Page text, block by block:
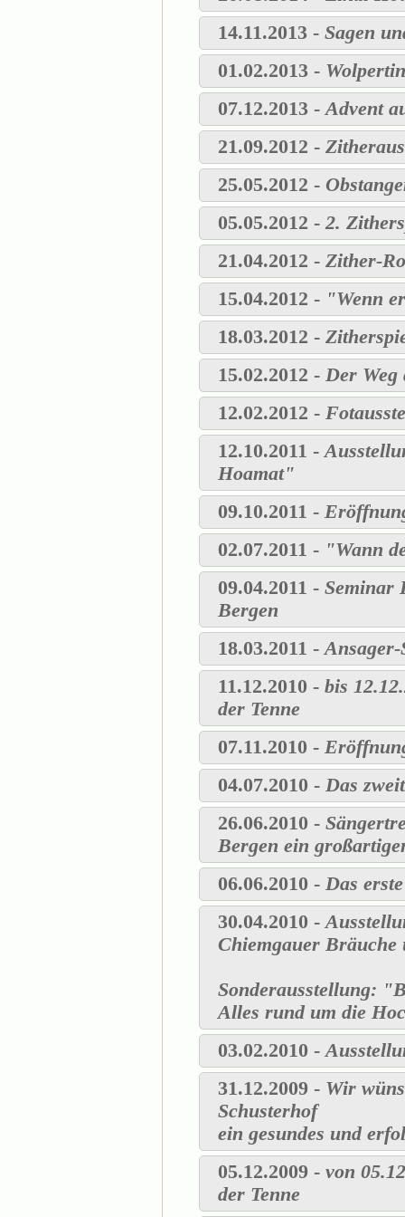
14.11.2013 - Sagen
01.02.2013 -
07.12.2013 -Advent
21.09.2012 -
25.05.2012 -
05.05.2012 -2.
21.04.2012 - Zither-
15.04.2012 - "Wenn
18.03.2012 -
15.02.2012 - Der
12.02.2012 -
12.10.2011 -
Hoamat"
09.10.2011 -
02.07.2011 - "Wann
09.04.2011 - Seminar
Bergen
18.03.2011 -
11.12.2010 - bis
der Tenne
07.11.2010 -
04.07.2010 - Das
26.06.2010 -
Bergen ein
06.06.2010 - Das
30.04.2010 -
Chiemgauer
Sonderausstellung:
Alles rund um die
03.02.2010 -
31.12.2009 - Wir
Schusterhof
ein gesundes und
05.12.2009 - von
der Tenne